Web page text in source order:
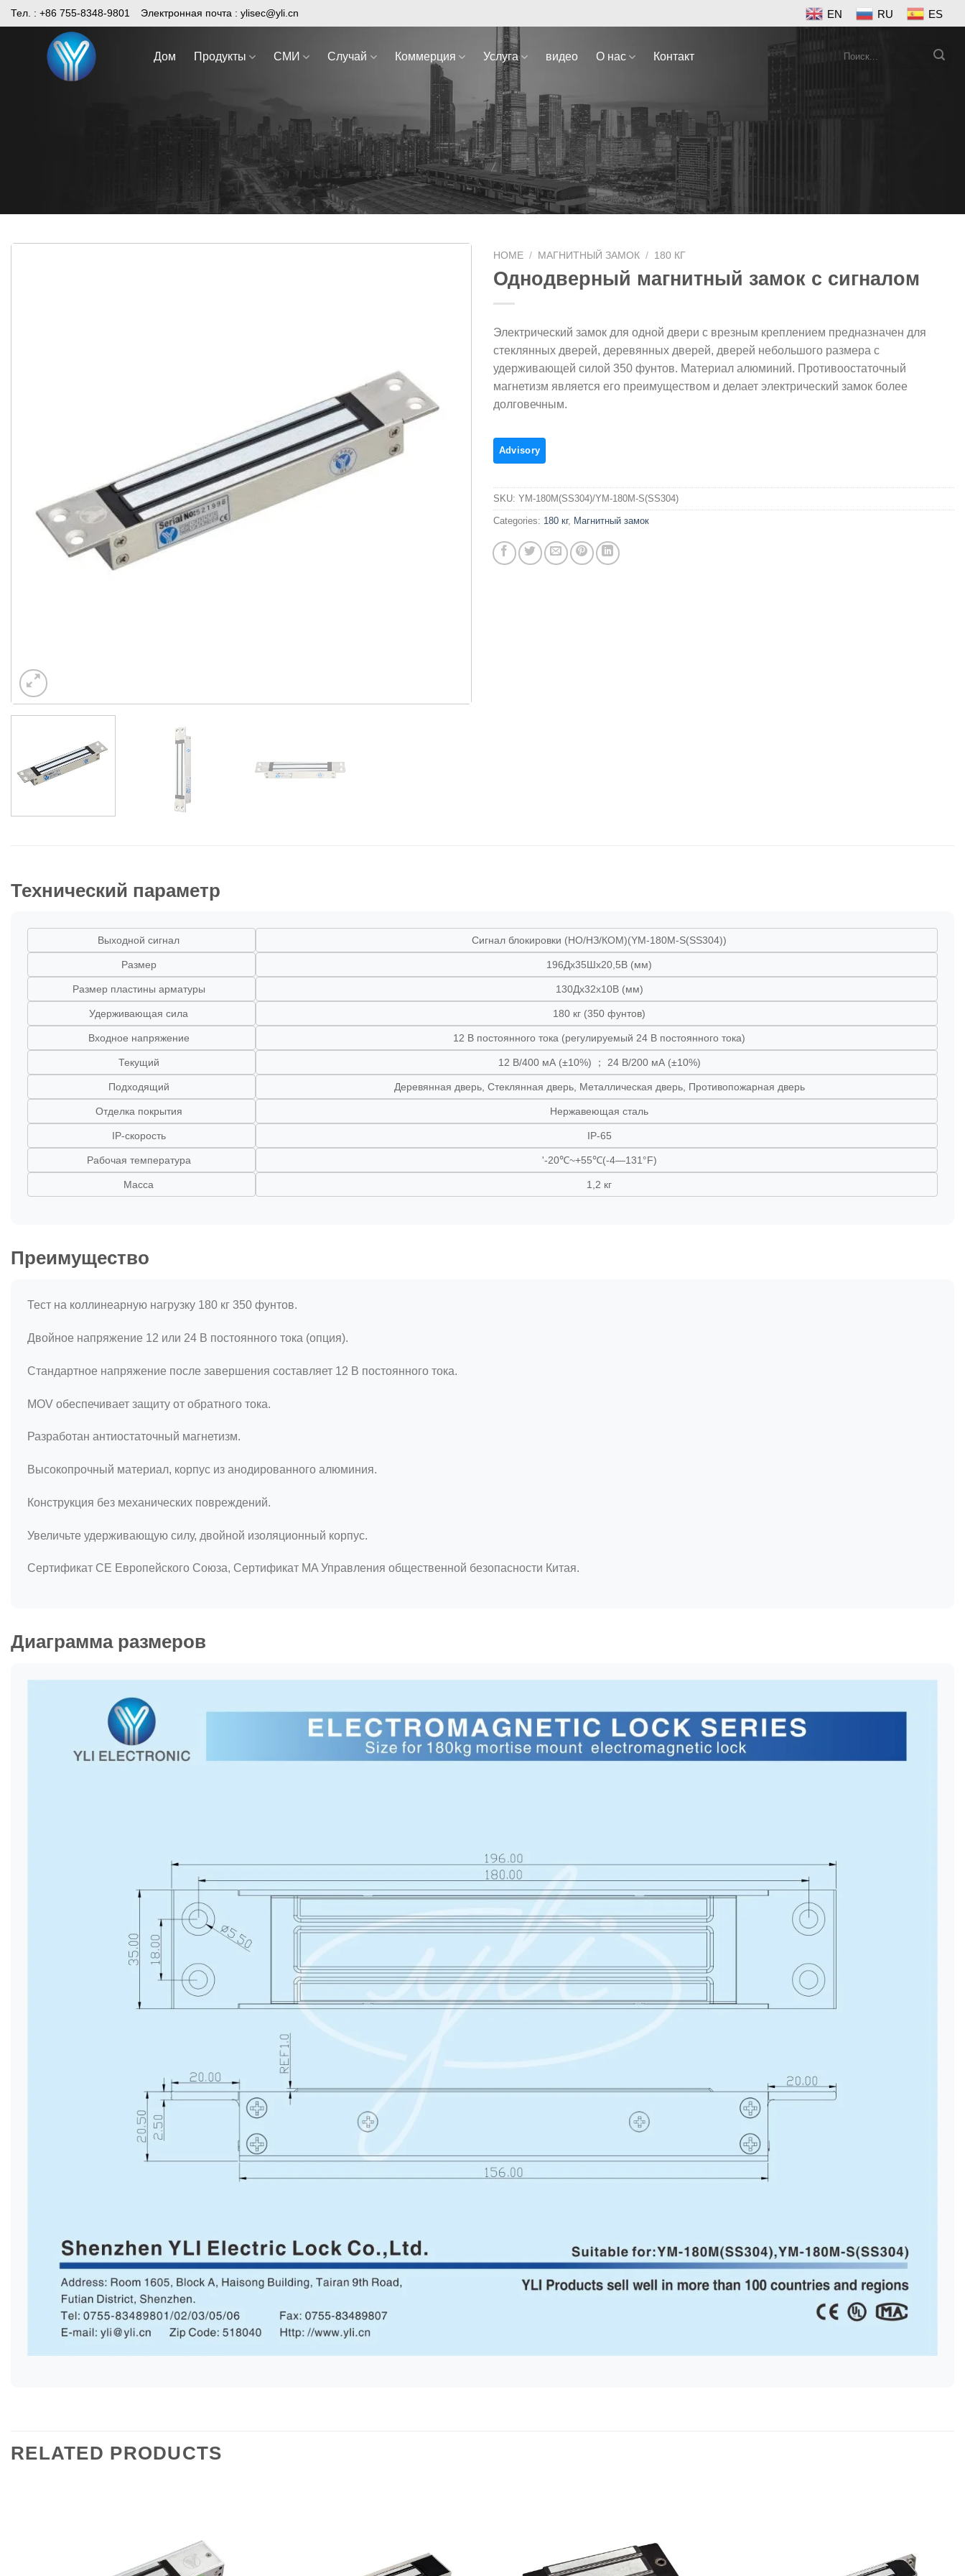
Skip
to
Тел. : +86 755-8348-9801 Электронная почта : ylisec@yli.cn EN RU ES
Дом Продукты СМИ Случай Коммерция Услуга видео О нас Контакт
Search
HOME / МАГНИТНЫЙ ЗАМОК / 180 КГ
Однодверный магнитный замок с сигналом
Электрический замок для одной двери с врезным креплением предназначен для
стеклянных дверей, деревянных дверей, дверей небольшого размера с
удерживающей силой 350 фунтов. Материал алюминий. Противоостаточный
магнетизм является его преимуществом и делает электрический замок более
долговечным.
SKU: YM-180M(SS304)/YM-180M-S(SS304)
Categories: 180 кг, Магнитный замок
Технический параметр
Выходной сигнал Сигнал блокировки (НО/НЗ/КОМ)(YM-180M-S(SS304))
Размер 196Дx35Шx20,5В (мм)
Размер пластины арматуры 130Дx32x10В (мм)
Удерживающая сила 180 кг (350 фунтов)
Входное напряжение 12 В постоянного тока (регулируемый 24 В постоянного тока)
Текущий 12 В/400 мА (±10%) ； 24 В/200 мА (±10%)
Подходящий Деревянная дверь, Стеклянная дверь, Металлическая дверь, Противопожарная дверь
Отделка покрытия Нержавеющая сталь
IP-скорость IP-65
Рабочая температура '-20℃~+55℃(-4—131°F)
Масса 1,2 кг
Преимущество
Тест на коллинеарную нагрузку 180 кг 350 фунтов.
Двойное напряжение 12 или 24 В постоянного тока (опция).
Стандартное напряжение после завершения составляет 12 В постоянного тока.
MOV обеспечивает защиту от обратного тока.
Разработан антиостаточный магнетизм.
Высокопрочный материал, корпус из анодированного алюминия.
Конструкция без механических повреждений.
Увеличьте удерживающую силу, двойной изоляционный корпус.
Сертификат CE Европейского Союза, Сертификат MA Управления общественной безопасности Китая.
Диаграмма размеров
RELATED PRODUCTS